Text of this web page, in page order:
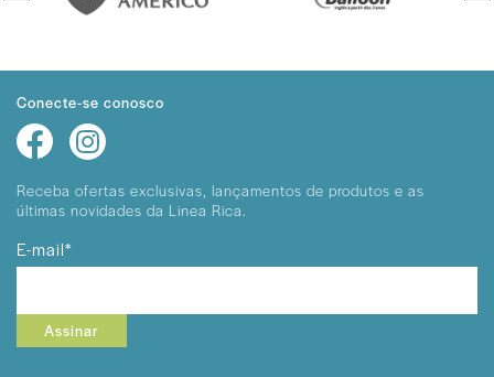
Conecte-se conosco
Receba ofertas exclusivas, lançamentos de produtos e as
últimas novidades da Linea Rica.
E-mail*
Assinar